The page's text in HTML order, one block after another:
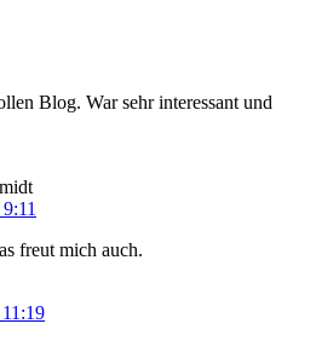
Blog. War sehr interessant und
freut mich auch.